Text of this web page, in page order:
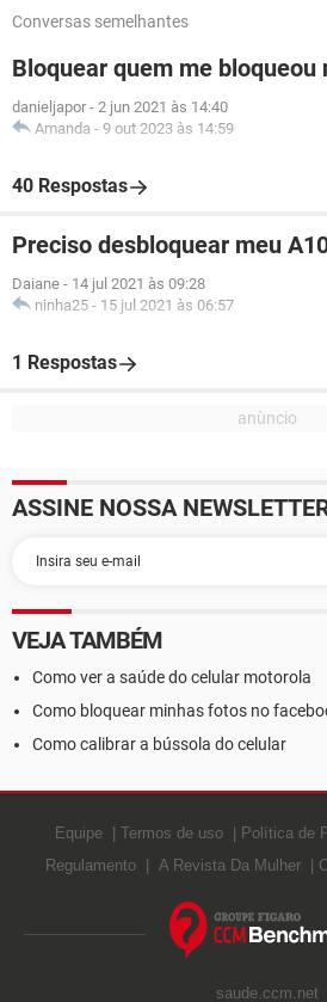
Conversas semelhantes
Bloquear quem me bloqueou
danieljapor - 2 jun 2021 às 14:40
Amanda - 9 out 2023 às 14:59
40 Respostas
Preciso desbloquear meu
Daiane - 14 jul 2021 às 09:28
ninha25 - 15 jul 2021 às 06:57
1 Respostas
ASSINE NOSSA
VEJA TAMBÉM
Como ver a saúde do celular motorola
Como bloquear minhas fotos no
Como calibrar a bússola do celular
Equipe Termos de uso Política de
Regulamento
A Revista Da Mulher
saude.ccm.net